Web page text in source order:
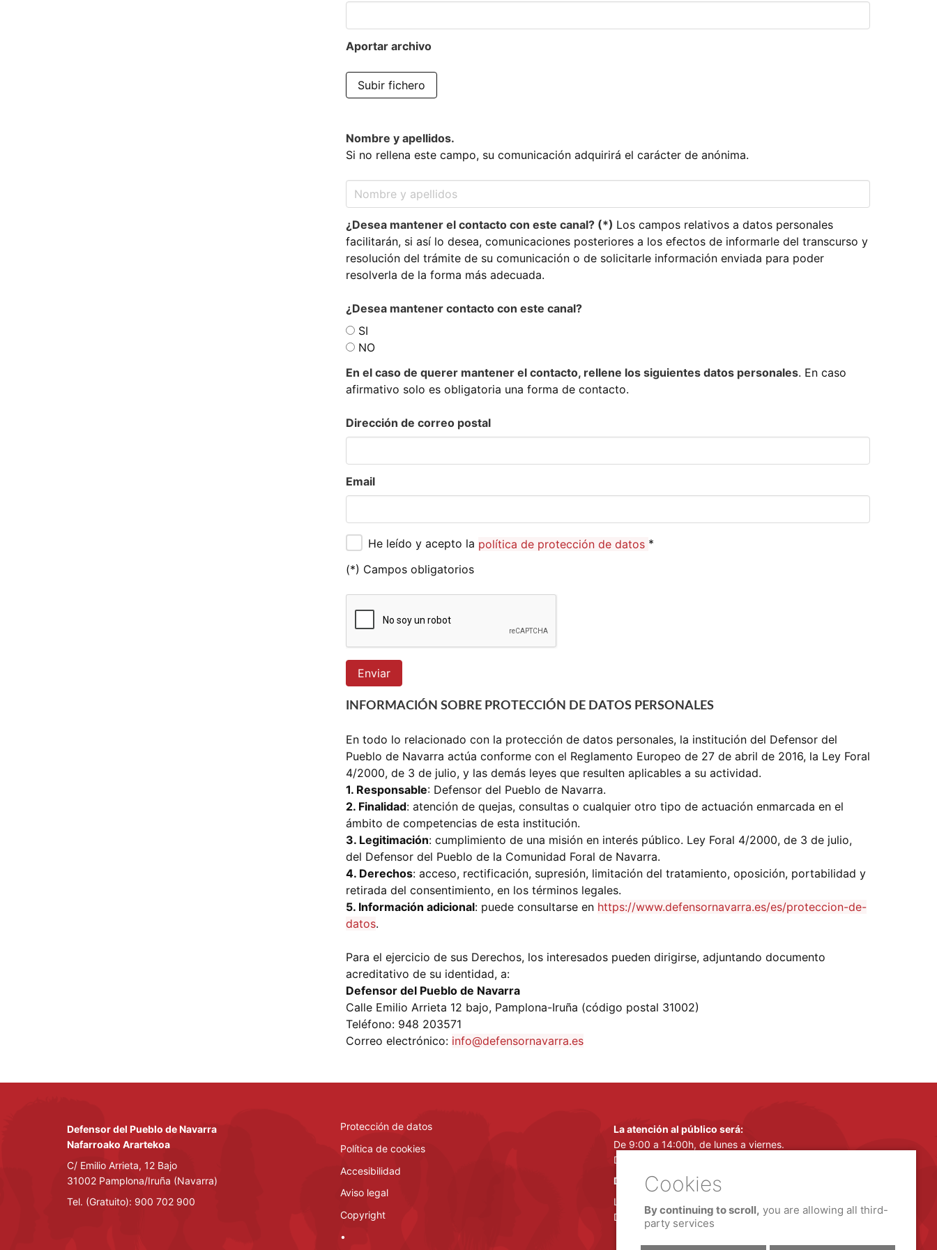
Aportar archivo
Subir fichero
Nombre y apellidos.
Si no rellena este campo, su comunicación adquirirá el carácter de anónima.
¿Desea mantener el contacto con este canal? (*) Los campos relativos a datos personales
facilitarán, si así lo desea, comunicaciones posteriores a los efectos de informarle del transcurso y
resolución del trámite de su comunicación o de solicitarle información enviada para poder
resolverla de la forma más adecuada.
¿Desea mantener contacto con este canal?
SI
NO
En el caso de querer mantener el contacto, rellene los siguientes datos personales. En caso
afirmativo solo es obligatoria una forma de contacto.
Dirección de correo postal
Email
He leído y acepto la política de protección de datos *
(*) Campos obligatorios
Enviar
INFORMACIÓN SOBRE PROTECCIÓN DE DATOS PERSONALES
En todo lo relacionado con la protección de datos personales, la institución del Defensor del
Pueblo de Navarra actúa conforme con el Reglamento Europeo de 27 de abril de 2016, la Ley Foral
4/2000, de 3 de julio, y las demás leyes que resulten aplicables a su actividad.
1. Responsable: Defensor del Pueblo de Navarra.
2. Finalidad: atención de quejas, consultas o cualquier otro tipo de actuación enmarcada en el
ámbito de competencias de esta institución.
3. Legitimación: cumplimiento de una misión en interés público. Ley Foral 4/2000, de 3 de julio,
del Defensor del Pueblo de la Comunidad Foral de Navarra.
4. Derechos: acceso, rectificación, supresión, limitación del tratamiento, oposición, portabilidad y
retirada del consentimiento, en los términos legales.
5. Información adicional: puede consultarse en https://www.defensornavarra.es/es/proteccion-de-
datos.
Para el ejercicio de sus Derechos, los interesados pueden dirigirse, adjuntando documento
acreditativo de su identidad, a:
Defensor del Pueblo de Navarra
Calle Emilio Arrieta 12 bajo, Pamplona-Iruña (código postal 31002)
Teléfono: 948 203571
Correo electrónico: info@defensornavarra.es
Defensor del Pueblo de Navarra
Nafarroako Arartekoa
C/ Emilio Arrieta, 12 Bajo
31002 Pamplona/Iruña (Navarra)
Tel. (Gratuito): 900 702 900
Protección de datos
Política de cookies
Accesibilidad
Aviso legal
Copyright
•
La atención al público será:
De 9:00 a 14:00h, de lunes a viernes.
De 16:00 a 18:00h, de lunes a jueves.
De 15 de junio a 14 de septiembre:
La atención al público será:
De 9:00 a 14:00h, de lunes a viernes.
By continuing to scroll, you are allowing all third-
party services